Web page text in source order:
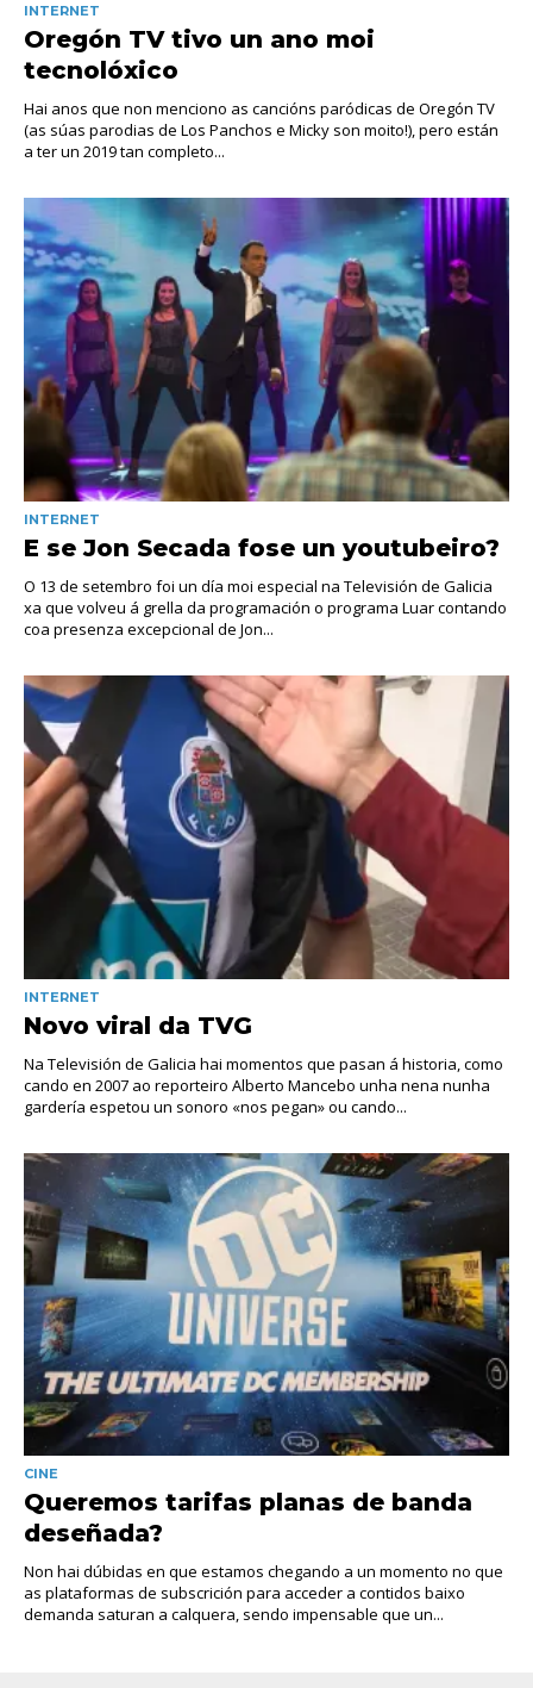
INTERNET
Oregón TV tivo un ano moi
tecnolóxico
Hai anos que non menciono as cancións paródicas de Oregón TV
(as súas parodias de Los Panchos e Micky son moito!), pero están
a ter un 2019 tan completo...
INTERNET
E se Jon Secada fose un youtubeiro?
O 13 de setembro foi un día moi especial na Televisión de Galicia
xa que volveu á grella da programación o programa Luar contando
coa presenza excepcional de Jon...
INTERNET
Novo viral da TVG
Na Televisión de Galicia hai momentos que pasan á historia, como
cando en 2007 ao reporteiro Alberto Mancebo unha nena nunha
gardería espetou un sonoro «nos pegan» ou cando...
CINE
Queremos tarifas planas de banda
deseñada?
Non hai dúbidas en que estamos chegando a un momento no que
as plataformas de subscrición para acceder a contidos baixo
demanda saturan a calquera, sendo impensable que un...